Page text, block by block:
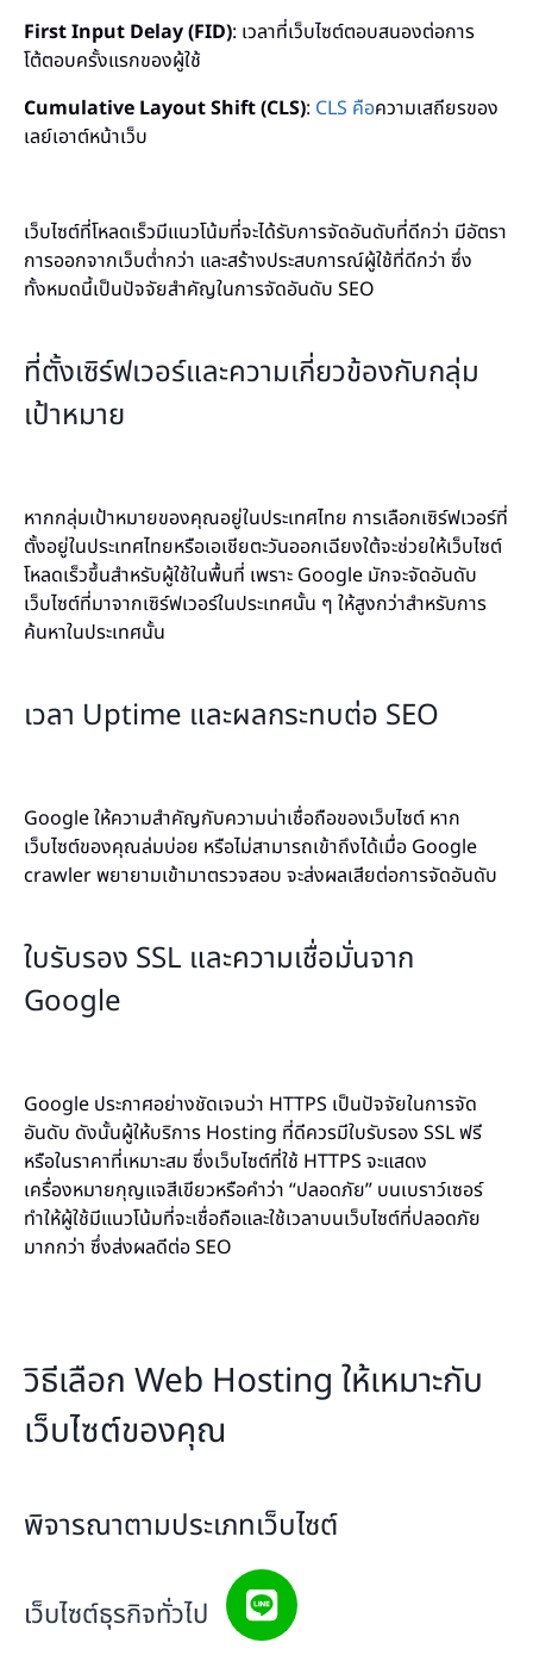
First Input Delay (FID): เวลาที่เว็บไซต์ตอบสนองต่อการ
โต้ตอบครั้งแรกของผู้ใช้
Cumulative Layout Shift (CLS): CLS คือความเสถียรของ
เลย์เอาต์หน้าเว็บ
เว็บไซต์ที่โหลดเร็วมีแนวโน้มที่จะได้รับการจัดอันดับที่ดีกว่า มีอัตรา
การออกจากเว็บต่ำกว่า และสร้างประสบการณ์ผู้ใช้ที่ดีกว่า ซึ่ง
ทั้งหมดนี้เป็นปัจจัยสำคัญในการจัดอันดับ SEO
ที่ตั้งเซิร์ฟเวอร์และความเกี่ยวข้องกับกลุ่ม
เป้าหมาย
หากกลุ่มเป้าหมายของคุณอยู่ในประเทศไทย การเลือกเซิร์ฟเวอร์ที่
ตั้งอยู่ในประเทศไทยหรือเอเชียตะวันออกเฉียงใต้จะช่วยให้เว็บไซต์
โหลดเร็วขึ้นสำหรับผู้ใช้ในพื้นที่ เพราะ Google มักจะจัดอันดับ
เว็บไซต์ที่มาจากเซิร์ฟเวอร์ในประเทศนั้น ๆ ให้สูงกว่าสำหรับการ
ค้นหาในประเทศนั้น
เวลา Uptime และผลกระทบต่อ SEO
Google ให้ความสำคัญกับความน่าเชื่อถือของเว็บไซต์ หาก
เว็บไซต์ของคุณล่มบ่อย หรือไม่สามารถเข้าถึงได้เมื่อ Google
crawler พยายามเข้ามาตรวจสอบ จะส่งผลเสียต่อการจัดอันดับ
ใบรับรอง SSL และความเชื่อมั่นจาก
Google
Google ประกาศอย่างชัดเจนว่า HTTPS เป็นปัจจัยในการจัด
อันดับ ดังนั้นผู้ให้บริการ Hosting ที่ดีควรมีใบรับรอง SSL ฟรี
หรือในราคาที่เหมาะสม ซึ่งเว็บไซต์ที่ใช้ HTTPS จะแสดง
เครื่องหมายกุญแจสีเขียวหรือคำว่า “ปลอดภัย” บนเบราว์เซอร์
ทำให้ผู้ใช้มีแนวโน้มที่จะเชื่อถือและใช้เวลาบนเว็บไซต์ที่ปลอดภัย
มากกว่า ซึ่งส่งผลดีต่อ SEO
วิธีเลือก Web Hosting ให้เหมาะกับ
เว็บไซต์ของคุณ
พิจารณาตามประเภทเว็บไซต์
เว็บไซต์ธุรกิจทั่วไป